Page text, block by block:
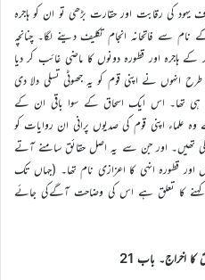
کی رقابت اور حقارت بڑھی تو ان کو ہاجرہ
سے فاتحانہ انجام تکلیف دینے لگا۔ چنانچہ
ہاجرہ اور قطورہ دونوں کا ماضی غائب کر دیا
انہوں نے اپنی قوم کو یہ جھوٹی تسلی دلا دی
ہی تھا۔ اس ایک اسحاق کے سوا باقی ان کے
علماء اپنی قوم کی صدیوں پرانی ان روایات کو
چکی تھیں۔ اور جن سے یہ اصل حقائق سامنے آتے
اور قطورہ انہی کا اعزازی نام تھا۔ (جہاں تک
کہنے کا تعلق ہے اس کی وضاحت آگےکی جائے
کا اخراج۔ باب 21